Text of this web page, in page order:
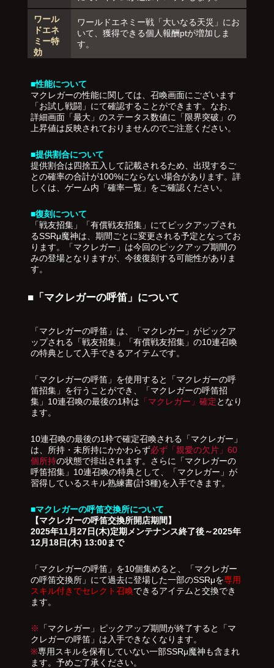
ワール
ドエネ
ミー特
効
ワールドエネミー戦「大いなる天災」にお
いて、獲得できる個人報酬ptが増加しま
す。
■性能について
マクレガーの性能に関しては、召喚画面にございます
「お試し戦闘」にて確認することができます。なお、
詳細画面「最大」のステータス数値に「限界突破」の
上昇値は反映されておりませんのでご注意ください。
■提供割合について
提供割合は四捨五入して記載されるため、出現するご
との確率の合計が100%にならない場合があります。詳
しくは、ゲーム内「確率一覧」をご確認ください。
■復刻について
「戦友招集」「有償戦友招集」にてピックアップされ
るSSRμ魔神は、期間ごとに変更される予定となってお
ります。「マクレガー」は今回のピックアップ期間の
みの登場となりますが、今後復刻する可能性がありま
す。
■「マクレガーの呼笛」について
「マクレガーの呼笛」は、「マクレガー」がピックア
ップされる「戦友招集」「有償戦友招集」の10連召喚
の特典として入手できるアイテムです。
「マクレガーの呼笛」を使用すると「マクレガーの呼
笛招集」を行うことができ、「マクレガーの呼笛招
集」10連召喚の最後の1枠は 「マクレガー」確定となり
ます。
10連召喚の最後の1枠で確定召喚される「マクレガー」
は、所持・未所持にかかわらず必ず「親愛の欠片」60
個所持の状態で排出されます。さらに「マクレガーの
呼笛招集」10連召喚の特典として、「マクレガー」が
習得しているスキル熟練書(計3種)を入手できます。
■マクレガーの呼笛交換所について
【マクレガーの呼笛交換所開店期間】
2025年11月27日(木)定期メンテナンス終了後～2025年
12月18日(木) 13:00まで
「マクレガーの呼笛」を10個集めると、「マクレガー
の呼笛交換所」にて過去に登場した一部のSSRμを専用
スキル付きでセレクト召喚できるアイテムと交換でき
ます。
※
「マクレガー」ピックアップ期間が終了すると「マ
クレガーの呼笛」は入手できなくなります。
※専用スキルを保有していない一部SSRμ魔神も含まれ
ます。予めご了承ください。